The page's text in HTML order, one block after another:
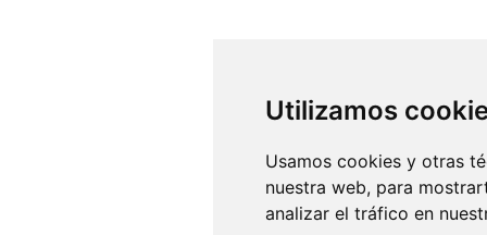
Utilizamos
Usamos cookies y otras
nuestra web, para
analizar el tráfico en